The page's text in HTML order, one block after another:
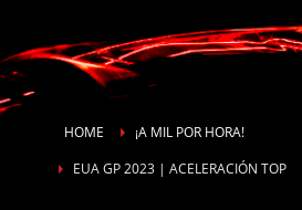
HOME
¡A MIL POR HORA!
EUA GP 2023 | ACELERACIÓN TOP